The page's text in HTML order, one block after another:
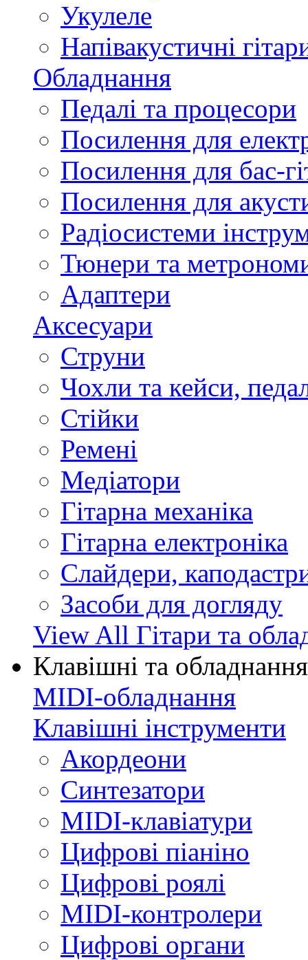
Укулеле
Напівакустичні
Обладнання
Педалі та процесори
Посилення для
Посилення для бас-
Посилення для
Радіосистеми
Тюнери та
Адаптери
Аксесуари
Струни
Чохли та кейси,
Стійки
Ремені
Медіатори
Гітарна механіка
Гітарна електроніка
Слайдери,
Засоби для догляду
View All Гітари та
Клавішні та обладнання
MIDI-обладнання
Клавішні інструменти
Акордеони
Синтезатори
MIDI-клавіатури
Цифрові піаніно
Цифрові роялі
MIDI-контролери
Цифрові органи